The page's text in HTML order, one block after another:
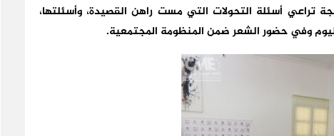
تراعي أسئلة التحولات التي مست راهن القصيدة، وأسئلتها،
وفي حضور الشعر ضمن المنظومة المجتمعية.